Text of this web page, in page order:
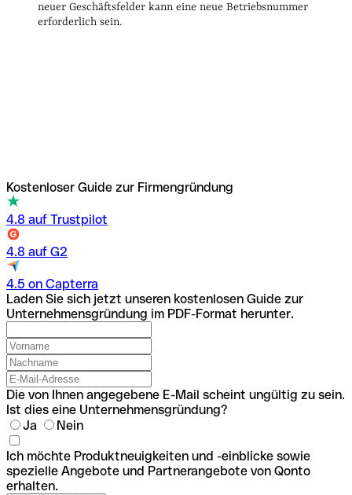
neuer Geschäftsfelder kann eine neue Betriebsnummer
erforderlich sein.
Kostenloser Guide zur Firmengründung
4.8 auf Trustpilot
4.8 auf G2
4.5 on Capterra
Laden Sie sich jetzt unseren kostenlosen Guide zur
Unternehmensgründung im PDF-Format herunter.
Die von Ihnen angegebene E-Mail scheint ungültig zu sein.
Ist dies eine Unternehmensgründung?
Ja
Nein
Ich möchte Produktneuigkeiten und -einblicke sowie
spezielle Angebote und Partnerangebote von Qonto
erhalten.